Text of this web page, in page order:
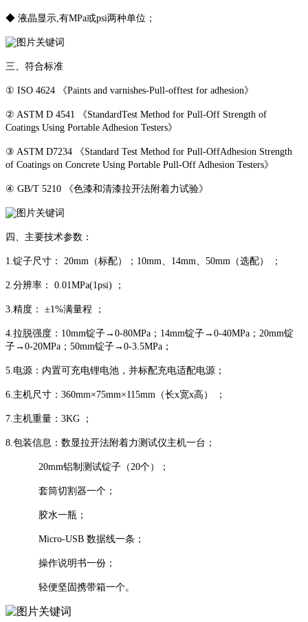
◆ 液晶显示,有MPa或psi两种单位；
三、符合标准
① ISO 4624 《Paints and varnishes-Pull-offtest for adhesion》
② ASTM D 4541 《StandardTest Method for Pull-Off Strength of
Coatings Using Portable Adhesion Testers》
③ ASTM D7234 《Standard Test Method for Pull-OffAdhesion Strength
of Coatings on Concrete Using Portable Pull-Off Adhesion Testers》
④ GB/T 5210 《色漆和清漆拉开法附着力试验》
四、主要技术参数：
1.锭子尺寸： 20mm（标配）；10mm、14mm、50mm（选配） ；
2.分辨率： 0.01MPa(1psi) ；
3.精度： ±1%满量程 ；
4.拉脱强度：10mm锭子→0-80MPa；14mm锭子→0-40MPa；20mm锭
子→0-20MPa；50mm锭子→0-3.5MPa；
5.电源：内置可充电锂电池，并标配充电适配电源；
6.主机尺寸：360mm×75mm×115mm（长x宽x高） ；
7.主机重量：3KG ；
8.包装信息：数显拉开法附着力测试仪主机一台；
20mm铝制测试锭子（20个）；
套筒切割器一个；
胶水一瓶；
Micro-USB 数据线一条；
操作说明书一份；
轻便坚固携带箱一个。